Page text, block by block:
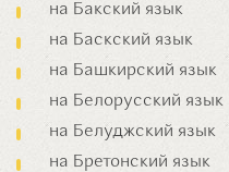
на Бакский язык
на Баскский язык
на Башкирский язык
на Белорусский язык
на Белуджский язык
на Бретонский язык